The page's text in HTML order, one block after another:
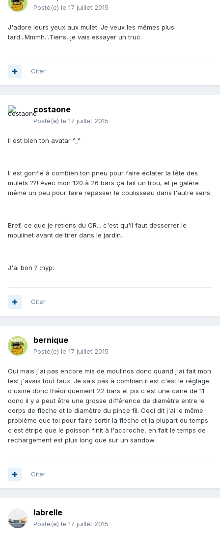
Posté(e) le 17 juillet 2015
J'adore leurs yeux aux mulet. Je veux les mêmes plus
tard...Mmmh...Tiens, je vais essayer un truc.
Citer
costaone
Posté(e) le 17 juillet 2015
Il est bien ton avatar ^_^
Il est gonflé à combien ton pneu pour faire éclater la tête des
mulets ??! Avec mon 120 à 26 bars ça fait un trou, et je galère
même un peu pour faire repasser le coulisseau dans l'autre sens.
Bref, ce que je retiens du CR... c'est qu'il faut desserrer le
moulinet avant de tirer dans le jardin.
J'ai bon ? :hyp:
Citer
bernique
Posté(e) le 17 juillet 2015
Oui mais j'ai pas encore mis de moulinos donc quand j'ai fait mon
test j'avais tout faux. Je sais pas à combien il est c'est le réglage
d'usine donc théoriquement 22 bars et pis c'est une cane de 11
donc il y a peut être une grosse différence de diamètre entre le
corps de flèche et le diamètre du pince fil. Ceci dit j'ai le même
problème que toi pour faire sortir la flèche et la plupart du temps
c'est étripé que le poisson finit à l'accroche, en fait le temps de
rechargement est plus long que sur un sandow.
Citer
labrelle
Posté(e) le 17 juillet 2015